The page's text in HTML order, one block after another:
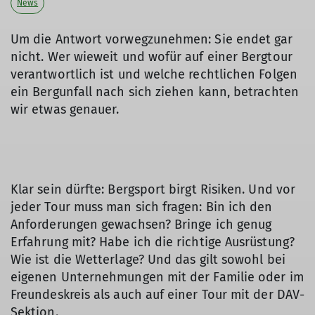
News
Um die Antwort vorwegzunehmen: Sie endet gar
nicht. Wer wieweit und wofür auf einer Bergtour
verantwortlich ist und welche rechtlichen Folgen
ein Bergunfall nach sich ziehen kann, betrachten
wir etwas genauer.
Klar sein dürfte: Bergsport birgt Risiken. Und vor
jeder Tour muss man sich fragen: Bin ich den
Anforderungen gewachsen? Bringe ich genug
Erfahrung mit? Habe ich die richtige Ausrüstung?
Wie ist die Wetterlage? Und das gilt sowohl bei
eigenen Unternehmungen mit der Familie oder im
Freundeskreis als auch auf einer Tour mit der DAV-